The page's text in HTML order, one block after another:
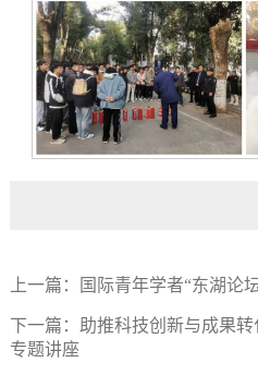
上一篇： 国际青年学者“东湖论
下一篇：
助推科技创新与成果
专题讲座